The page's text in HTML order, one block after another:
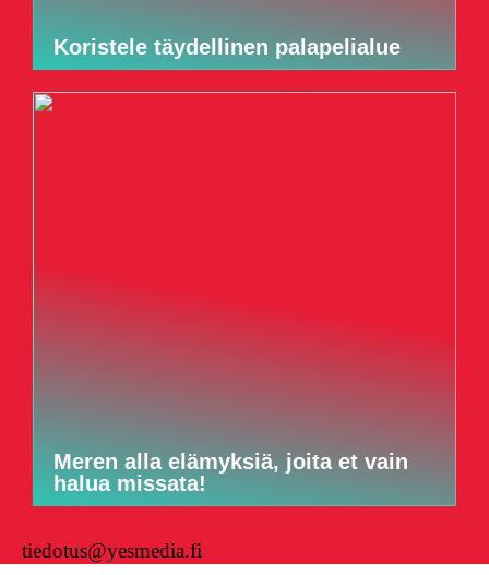
Koristele täydellinen palapelialue
Meren alla elämyksiä, joita et vain
halua missata!
tiedotus@yesmedia.fi